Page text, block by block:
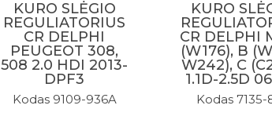
KURO SLĖGIO
REGULIATORIUS
CR DELPHI
PEUGEOT 308,
508 2.0 HDI 2013-
DPF3
Kodas 9109-936A
KURO
CR DELPHI
(W176), B
W242), C
1.1D-2.5D
Kodas 7135-